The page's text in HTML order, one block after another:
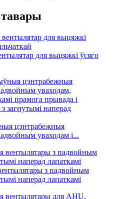
для выцяжкі ўсяго
цэнтрабежныя
уваходам і...
з падвойным
наперад лапаткамі